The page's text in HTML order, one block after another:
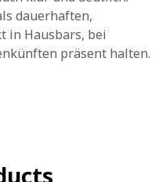
dauerhaften,
in Hausbars, bei
präsent halten.